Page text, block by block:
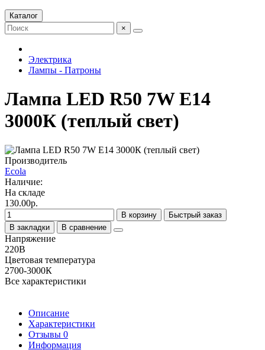
Каталог
×
Электрика
Лампы - Патроны
Лампа LED R50 7W E14
3000К (теплый свет)
Производитель
Ecola
Наличие:
На складе
130.00р.
В корзину
Быстрый заказ
В закладки
В сравнение
Напряжение
220В
Цветовая температура
2700-3000К
Все характеристики
Описание
Характеристики
Отзывы 0
Информация